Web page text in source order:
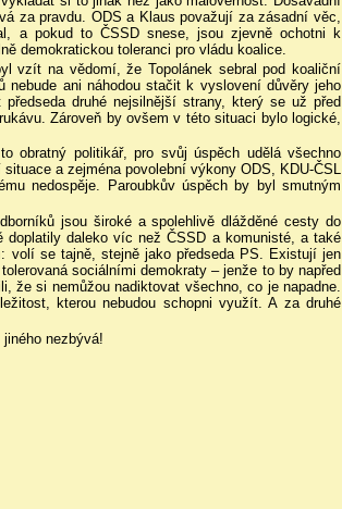
za pravdu. ODS a Klaus považují za zásadní věc,
a pokud to ČSSD snese, jsou zjevně ochotni k
demokratickou toleranci pro vládu koalice.
vzít na vědomí, že Topolánek sebral pod koaliční
ani náhodou stačit k vyslovení důvěry jeho
druhé nejsilnější strany, který se už před
Zároveň by ovšem v této situaci bylo logické,
obratný politikář, pro svůj úspěch udělá všechno
a zejména povolební výkony ODS, KDU-ČSL
nedospěje. Paroubkův úspěch by byl smutným
jsou široké a spolehlivě dlážděné cesty do
daleko víc než ČSSD a komunisté, a také
volí se tajně, stejně jako předseda PS. Existují jen
sociálními demokraty – jenže to by napřed
že si nemůžou nadiktovat všechno, co je napadne.
kterou nebudou schopni využít. A za druhé
nezbývá!